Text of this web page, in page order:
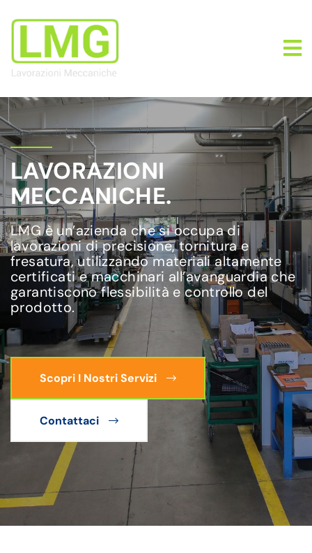
LAVORAZIONI
MECCANICHE.
LMG è un’azienda che si occupa di
lavorazioni di precisione, tornitura e
fresatura, utilizzando materiali altamente
certificati e macchinari all’avanguardia che
garantiscono flessibilità e controllo del
prodotto.
Scopri I Nostri Servizi
Contattaci